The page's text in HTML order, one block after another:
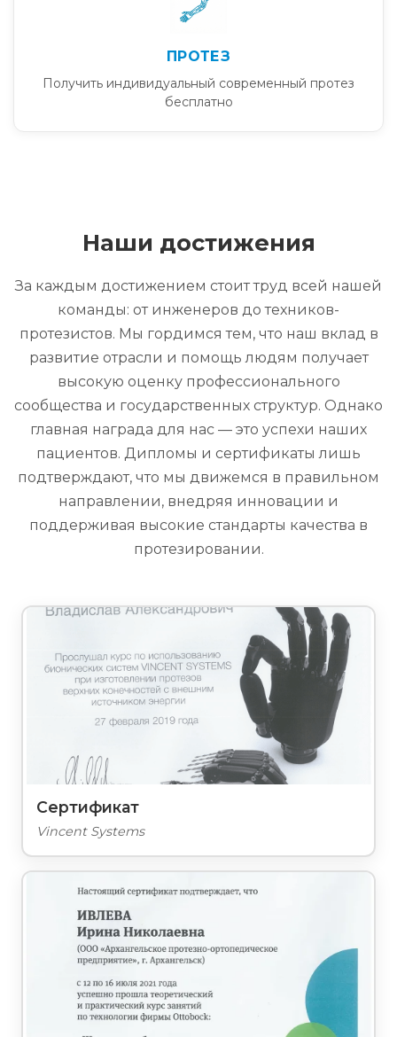
ПРОТЕЗ
Получить индивидуальный современный протез
бесплатно
Наши достижения
За каждым достижением стоит труд всей нашей
команды: от инженеров до техников-
протезистов. Мы гордимся тем, что наш вклад в
развитие отрасли и помощь людям получает
высокую оценку профессионального
сообщества и государственных структур. Однако
главная награда для нас — это успехи наших
пациентов. Дипломы и сертификаты лишь
подтверждают, что мы движемся в правильном
направлении, внедряя инновации и
поддерживая высокие стандарты качества в
протезировании.
Сертификат
Vincent Systems